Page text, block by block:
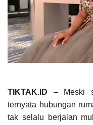
TIKTAK.ID – Meski
ternyata hubungan
tak selalu berjalan